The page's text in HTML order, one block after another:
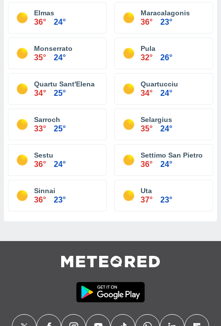
Elmas
36° 24°
Maracalagonis
36° 23°
Monserrato
35° 24°
Pula
32° 26°
Quartu Sant'Elena
34° 25°
Quartucciu
34° 24°
Sarroch
33° 25°
Selargius
35° 24°
Sestu
36° 24°
Settimo San Pietro
36° 24°
Sinnai
36° 23°
Uta
37° 23°